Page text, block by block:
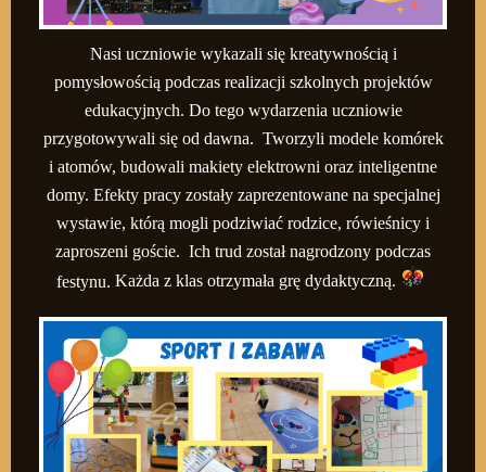
Nasi uczniowie wykazali się kreatywnością i
pomysłowością podczas realizacji szkolnych projektów
edukacyjnych. Do tego wydarzenia uczniowie
przygotowywali się od dawna. Tworzyli modele komórek
i atomów, budowali makiety elektrowni oraz inteligentne
domy. Efekty pracy zostały zaprezentowane na specjalnej
wystawie, którą mogli podziwiać rodzice, rówieśnicy i
zaproszeni goście. Ich trud został nagrodzony podczas
festynu.Każda z klas otrzymała grę dydaktyczną.